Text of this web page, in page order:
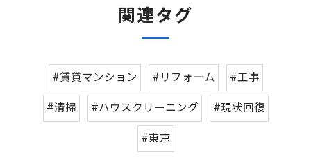
関連タグ
#賃貸マンション #リフォーム
#工事
#清掃
#ハウスクリーニング
#現状回復
#東京